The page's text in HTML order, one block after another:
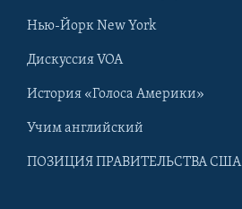
Нью-Йорк New York
Дискуссия VOA
История «Голоса Америки»
Учим английский
ПОЗИЦИЯ ПРАВИТЕЛЬСТВА США